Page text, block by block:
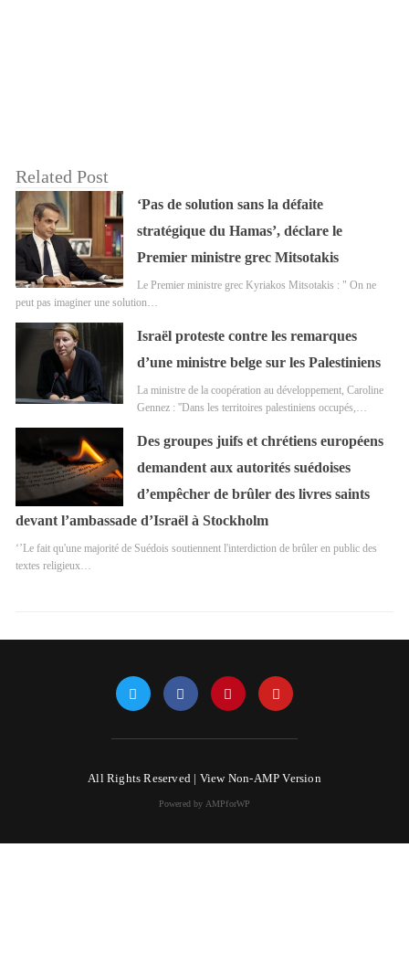
Related Post
‘Pas de solution sans la défaite
stratégique du Hamas’, déclare le
Premier ministre grec Mitsotakis
Le Premier ministre grec Kyriakos Mitsotakis : " On ne
peut pas imaginer une solution…
Israël proteste contre les remarques
d’une ministre belge sur les Palestiniens
La ministre de la coopération au développement, Caroline
Gennez : ''Dans les territoires palestiniens occupés,…
Des groupes juifs et chrétiens européens
demandent aux autorités suédoises
d’empêcher de brûler des livres saints
devant l’ambassade d’Israël à Stockholm
‘’Le fait qu'une majorité de Suédois soutiennent l'interdiction de brûler en public des
textes religieux…
All Rights Reserved | View Non-AMP Version
Powered by AMPforWP